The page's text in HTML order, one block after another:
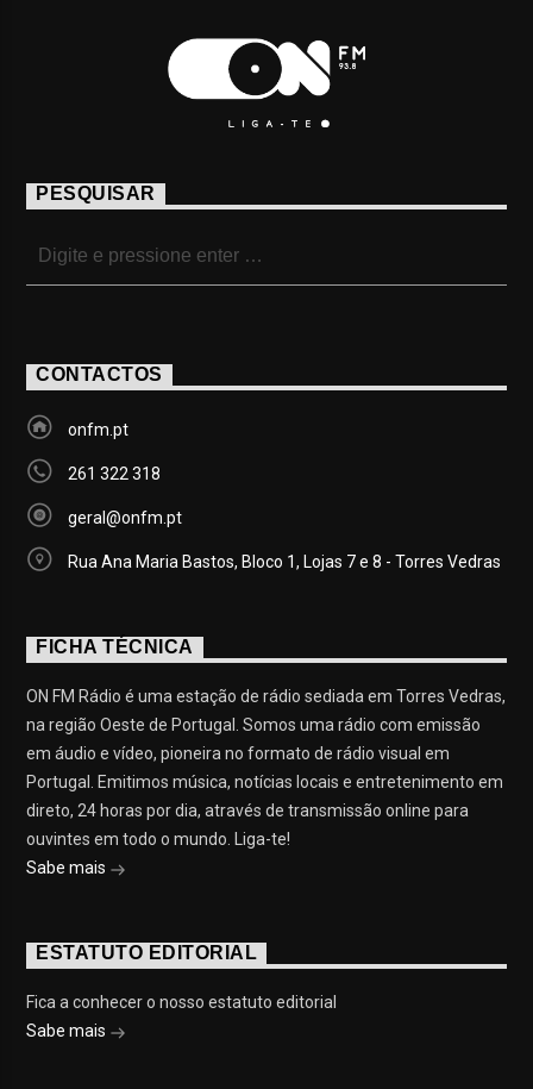
PESQUISAR
CONTACTOS
onfm.pt
261 322 318
geral@onfm.pt
Rua Ana Maria Bastos, Bloco 1, Lojas 7 e 8 - Torres Vedras
FICHA TÉCNICA
ON FM Rádio é uma estação de rádio sediada em Torres Vedras,
na região Oeste de Portugal. Somos uma rádio com emissão
em áudio e vídeo, pioneira no formato de rádio visual em
Portugal. Emitimos música, notícias locais e entretenimento em
direto, 24 horas por dia, através de transmissão online para
ouvintes em todo o mundo. Liga-te!
Sabe mais
ESTATUTO EDITORIAL
Fica a conhecer o nosso estatuto editorial
Sabe mais